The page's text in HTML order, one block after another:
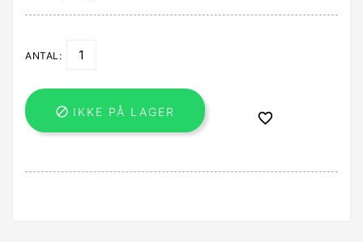
ANTAL:
 IKKE PÅ LAGER 